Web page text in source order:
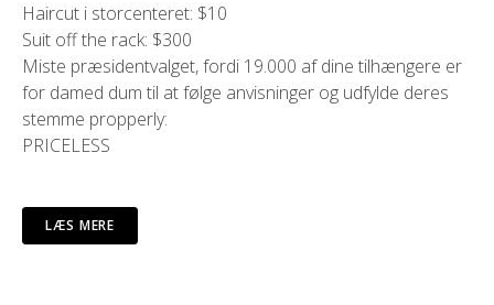
Haircut i storcenteret: $10
Suit off the rack: $300
Miste præsidentvalget, fordi 19.000 af dine tilhængere er
for damed dum til at følge anvisninger og udfylde deres
stemme propperly:
PRICELESS
LÆS MERE